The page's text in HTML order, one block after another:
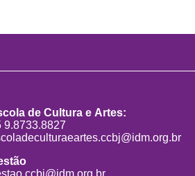
de Cultura e Artes:
9.8733.8827